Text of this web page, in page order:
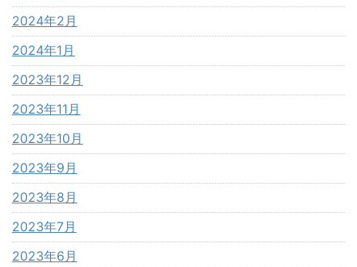
2024年2月
2024年1月
2023年12月
2023年11月
2023年10月
2023年9月
2023年8月
2023年7月
2023年6月